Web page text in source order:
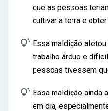
que as pessoas
cultivar a terra e
 Essa maldição afetou
trabalho árduo e
pessoas tivessem
 Essa maldição ainda
em dia,